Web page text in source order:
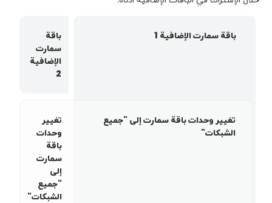
كوردىEnglish
باقة سمارت الإضافية 1
باقة
سمارت
الإضافية
2
تغییر وحدات باقة سمارت إلی "جمیع
الشبکات"
تغییر
وحدات
باقة
سمارت
إلی
"جمیع
الشبکات"